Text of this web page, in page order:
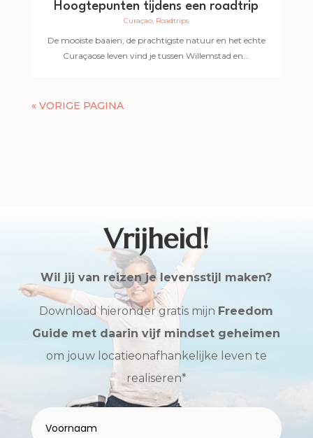
Hoogtepunten tijdens een roadtrip
Curaçao, Roadtrips
De mooiste baaien, de prachtigste natuur en het echte
Curaçaose leven vind je tussen Willemstad en...
« VORIGE PAGINA
Vrijheid!
Wil jij van reizen je levensstijl maken?
Download hieronder gratis mijn Freedom
Guide met daarin vijf mindset geheimen
om jouw locatieonafhankelijke leven te
realiseren*